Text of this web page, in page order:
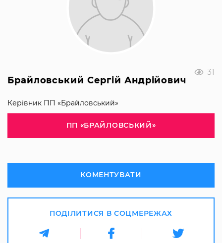
31
Брайловський Сергій Андрійович
Керівник ПП «Брайловський»
ПП «БРАЙЛОВСЬКИЙ»
КОМЕНТУВАТИ
ПОДІЛИТИСЯ В СОЦМЕРЕЖАХ